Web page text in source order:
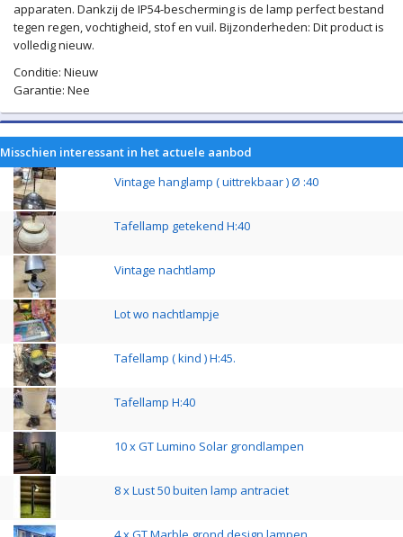
apparaten. Dankzij de IP54-bescherming is de lamp perfect bestand
tegen regen, vochtigheid, stof en vuil. Bijzonderheden: Dit product is
volledig nieuw.
Conditie: Nieuw
Garantie: Nee
Misschien interessant in het actuele aanbod
Vintage hanglamp ( uittrekbaar ) Ø :40
Tafellamp getekend H:40
Vintage nachtlamp
Lot wo nachtlampje
Tafellamp ( kind ) H:45.
Tafellamp H:40
10 x GT Lumino Solar grondlampen
8 x Lust 50 buiten lamp antraciet